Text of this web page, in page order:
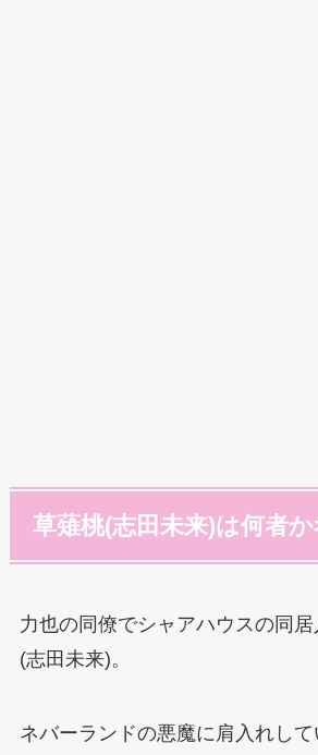
草薙桃(志田未来)は何者
力也の同僚でシャアハウスの同
(志田未来)。
ネバーランドの悪魔に肩入れし